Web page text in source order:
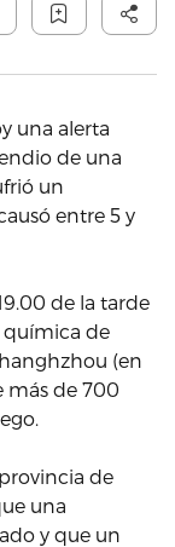
una alerta
de una
un
entre 5 y
de la tarde
química de
(en
más de 700
de
una
y que un